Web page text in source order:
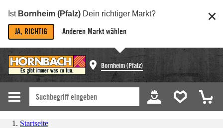
Ist Bornheim (Pfalz) Dein richtiger Markt?
JA, RICHTIG Anderen Markt wählen
Bornheim (Pfalz)
Startseite